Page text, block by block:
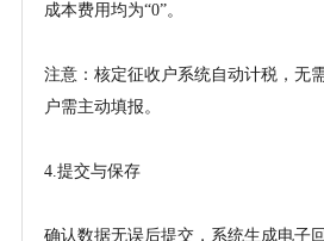
成本费用均为“0”。
注意：核定征收户系统自动计税，无
户需主动填报。
4.提交与保存
确认数据无误后提交，系统生成电子